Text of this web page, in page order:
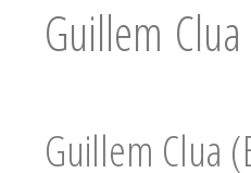
Guillem Clua
Guillem Clua